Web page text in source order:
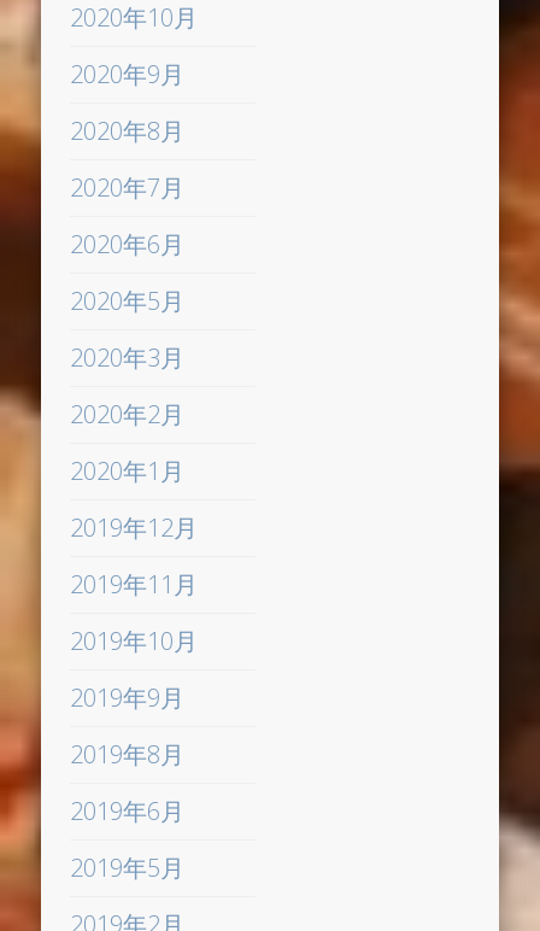
2020年10月
2020年9月
2020年8月
2020年7月
2020年6月
2020年5月
2020年3月
2020年2月
2020年1月
2019年12月
2019年11月
2019年10月
2019年9月
2019年8月
2019年6月
2019年5月